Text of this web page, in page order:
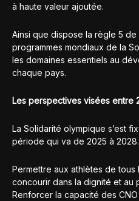
à haute valeur ajoutée.
Ainsi que dispose la règle 5
programmes mondiaux de la
les domaines essentiels au
chaque pays.
Les perspectives visées entre
La Solidarité olympique s’est
période qui va de 2025 à 2028.
Permettre aux athlètes de tous
concourir dans la dignité et au
Renforcer la capacité des